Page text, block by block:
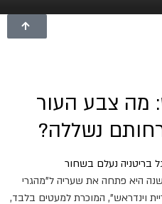
מה צבע העור
נשללה?
כשבריטניה נזקקה לעובדים לפני 70 שנה היא פתחה את שעריה ל"מהגרי
וינדראש", המוכרת למעטים בלבד,